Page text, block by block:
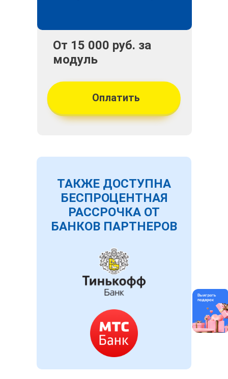
От 15 000 руб. за
модуль
ТАКЖЕ ДОСТУПНА
БЕСПРОЦЕНТНАЯ
РАССРОЧКА ОТ
БАНКОВ ПАРТНЕРОВ
Оплатить